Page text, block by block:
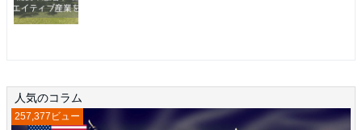
人気のコラム
257,377ビュー